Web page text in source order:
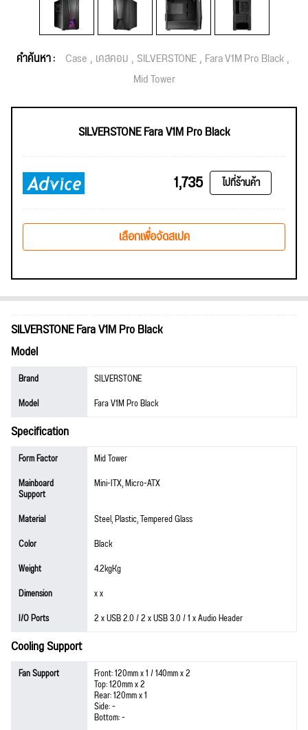
คำค้นหา : Case เคสคอม SILVERSTONE Fara V1M Pro Black
Mid Tower
SILVERSTONE Fara V1M Pro Black
1,735 ไปที่ร้านค้า
เลือกเพื่อจัดสเปค
SILVERSTONE Fara V1M Pro Black
Model
Brand
SILVERSTONE
Model
Fara V1M Pro Black
Specification
Form Factor
Mid Tower
Mainboard
Support
Mini-ITX, Micro-ATX
Material
Steel, Plastic, Tempered Glass
Color
Black
Weight
4.2kgKg
Dimension
x x
I/O Ports
2 x USB 2.0 / 2 x USB 3.0 / 1 x Audio Header
Cooling Support
Fan Support Front: 120mm x 1 / 140mm x 2
Top: 120mm x 2
Rear: 120mm x 1
Side: -
Bottom: -